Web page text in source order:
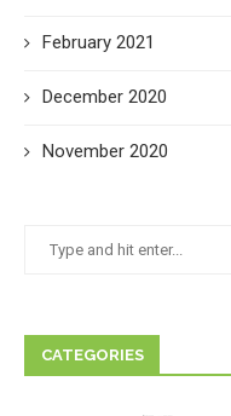
February 2021
December 2020
November 2020
CATEGORIES